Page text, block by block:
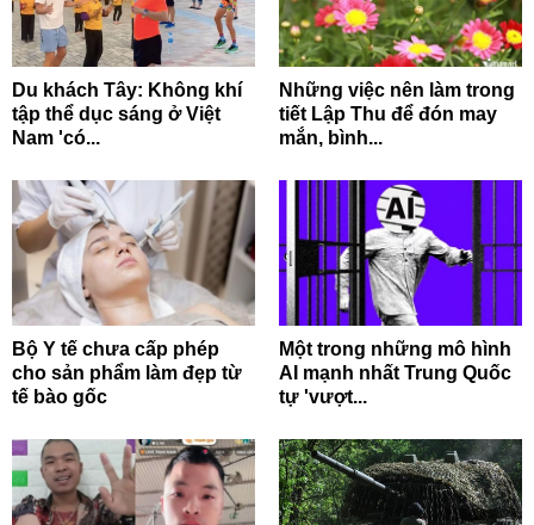
Du khách Tây: Không khí
tập thể dục sáng ở Việt
Nam 'có...
Những việc nên làm trong
tiết Lập Thu để đón may
mắn, bình...
Bộ Y tế chưa cấp phép
cho sản phẩm làm đẹp từ
tế bào gốc
Một trong những mô hình
AI mạnh nhất Trung Quốc
tự 'vượt...